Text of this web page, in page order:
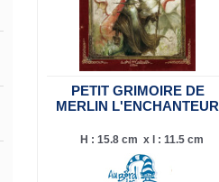
PETIT GRIMOIRE DE
MERLIN L'ENCHANTEUR
H : 15.8 cm x l : 11.5 cm